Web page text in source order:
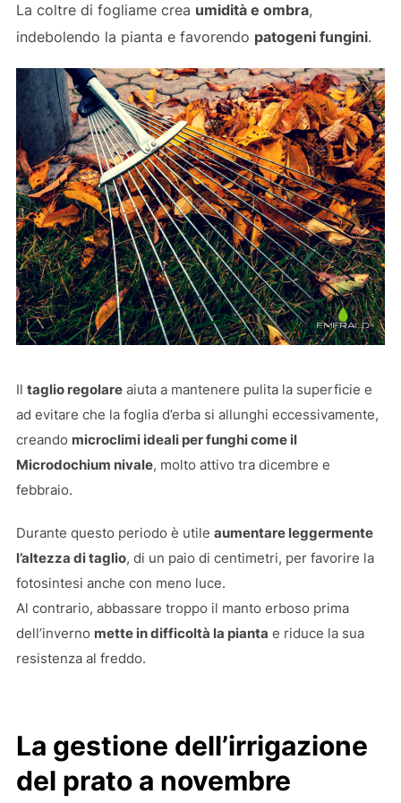
La coltre di fogliame crea umidità e ombra,
indebolendo la pianta e favorendo patogeni fungini.
Il taglio regolareaiuta a mantenere pulita la superficie e
ad evitare che la foglia d’erba si allunghi eccessivamente,
creando microclimi ideali per funghi come il
Microdochium nivale, molto attivo tra dicembre e
febbraio.
Durante questo periodo è utile aumentare leggermente
l’altezza di taglio, di un paio di centimetri, per favorire la
fotosintesi anche con meno luce.
Al contrario, abbassare troppo il manto erboso prima
dell’inverno mette in difficoltà la pianta e riduce la sua
resistenza al freddo.
La gestione dell’irrigazione
del prato a novembre